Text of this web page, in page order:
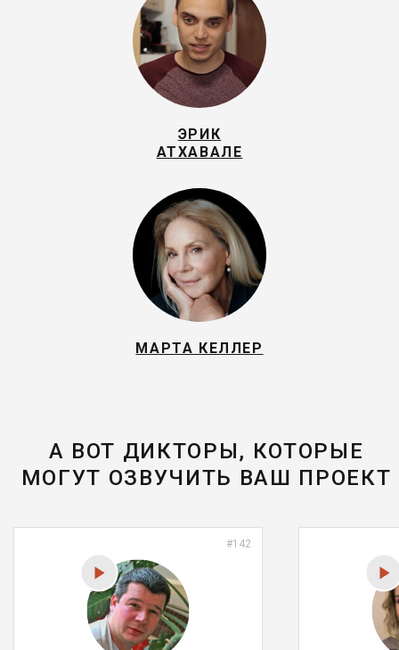
ЭРИК
АТХАВАЛЕ
МАРТА КЕЛЛЕР
А ВОТ ДИКТОРЫ, КОТОРЫЕ
МОГУТ ОЗВУЧИТЬ ВАШ ПРОЕКТ
#142